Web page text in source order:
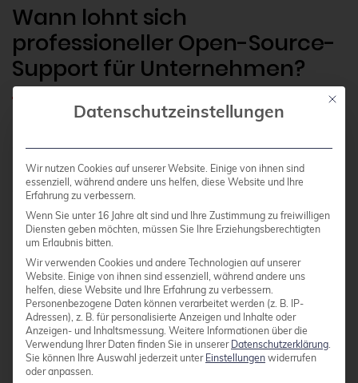
Wann lohnt sich
professioneller Open-Source-
Support für Unternehmen?
Professioneller Open-Source-Support lohnt sich
ab10–15 Servernoder wenn Open-Source-
Software geschäftskritisch ist. Unternehmen
ohne interne Linux-Expertise profitieren bereits
bei kleineren Installationen. Die Kosten-Nutzen-
Rechnung wird positiv, wenn Ausfallzeiten teurer
sind als die Support-Kosten.
Compliance-Anforderungen machen
professionellen Support oft unverzichtbar.
Branchen wie Finanzdienstleistungen oder
Gesundheitswesen benötigen nachweisbare
Mit
Datenschutzeinstellungen
Wir nutzen Cookies auf unserer Website. Einige von ihnen sind
essenziell, während andere uns helfen, diese Website und Ihre
Erfahrung zu verbessern.
Wenn Sie unter 16 Jahre alt sind und Ihre Zustimmung zu freiwilligen
Diensten geben möchten, müssen Sie Ihre Erziehungsberechtigten
um Erlaubnis bitten.
Wir verwenden Cookies und andere Technologien auf unserer
Website. Einige von ihnen sind essenziell, während andere uns
helfen, diese Website und Ihre Erfahrung zu verbessern.
Personenbezogene Daten können verarbeitet werden (z. B. IP-
Adressen), z. B. für personalisierte Anzeigen und Inhalte oder
Anzeigen- und Inhaltsmessung. Weitere Informationen über die
Verwendung Ihrer Daten finden Sie in unserer Datenschutzerklärung.
Sie können Ihre Auswahl jederzeit unter Einstellungen widerrufen
oder anpassen.